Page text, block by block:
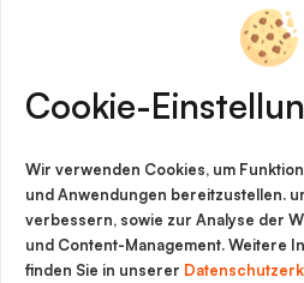
Software &
Cookie-
Cookie-
Wir verwenden Cookies, um
und Anwendungen bereitzustellen.
verbessern, sowie zur Analyse der
und Content-Management. Weitere
finden Sie in unserer